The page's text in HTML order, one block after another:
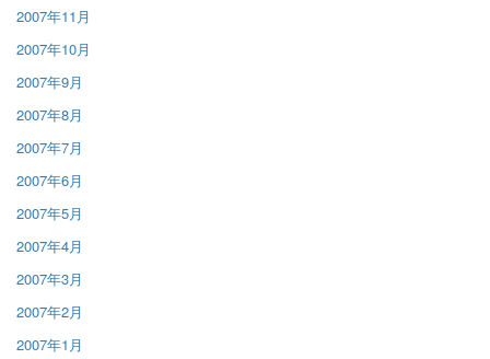
2007年11月
2007年10月
2007年9月
2007年8月
2007年7月
2007年6月
2007年5月
2007年4月
2007年3月
2007年2月
2007年1月